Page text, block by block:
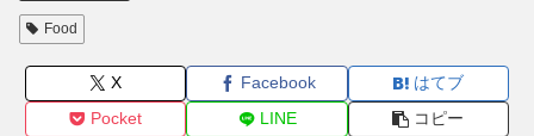
Food
X Facebook
はてブ
Pocket
LINE コピー